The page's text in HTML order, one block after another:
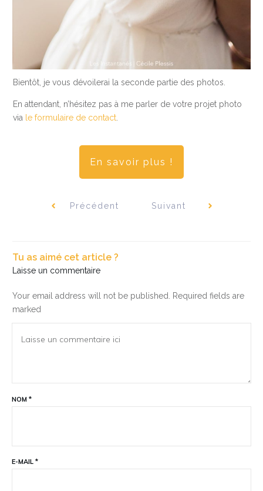
Bientôt, je vous dévoilerai la seconde partie des photos.
En attendant, n’hésitez pas à me parler de votre projet photo
via le formulaire de contact
En savoir plus !
Précédent Suivant
Tu as aimé cet article ?
Laisse un commentaire
Your email address will not be published.
Required fields are
marked
NOM *
E-MAIL *